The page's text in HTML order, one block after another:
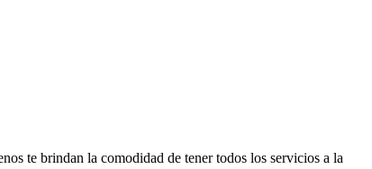
te brindan la comodidad de tener todos los servicios a la